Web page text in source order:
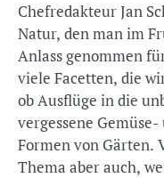
Chefredakteur Jan
Natur, den man im
Anlass genommen
viele Facetten, die
ob Ausflüge in die
vergessene
Formen von Gärten.
Thema aber auch,